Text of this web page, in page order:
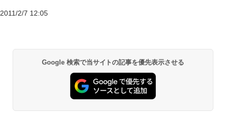
2011/2/7 12:05
Google 検索で当サイトの記事を優先表示させる